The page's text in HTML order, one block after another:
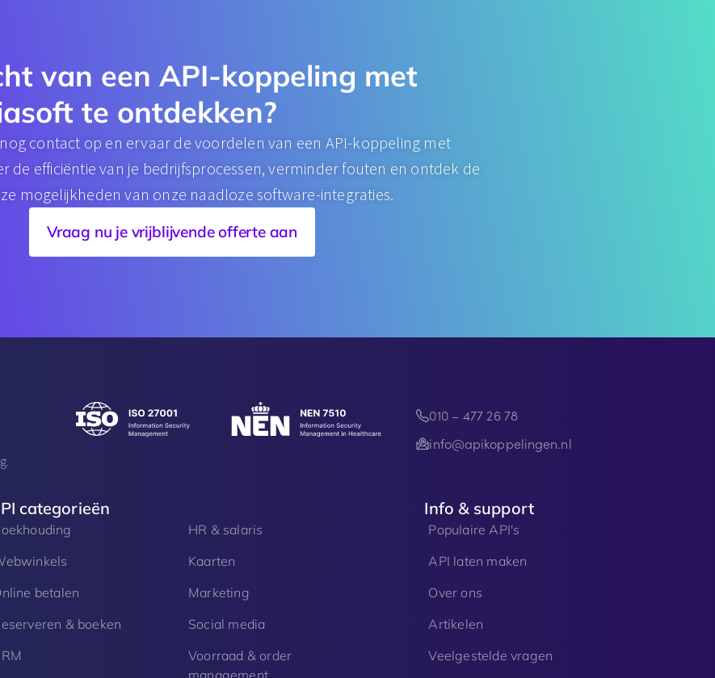
van een API-koppeling​ met
te ontdekken?
contact op en ervaar de voordelen van een API-koppeling met
de efficiëntie van je bedrijfsprocessen, verminder fouten en ontdek de
mogelijkheden van onze naadloze software-integraties.
Vraag nu je vrijblijvende offerte aan
010 – 477 26 78
info@apikoppelingen.nl
categorieën
betalen
& boeken
HR & salaris
Kaarten
Marketing
Social media
Voorraad & order
management
Info & support
Populaire API's
API laten maken
Over ons
Artikelen
Veelgestelde vragen